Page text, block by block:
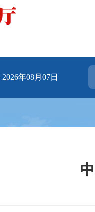
2026年08月07日